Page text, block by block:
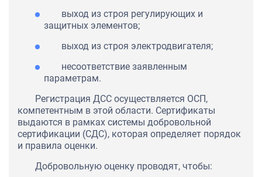
выход из строя регулирующих и
защитных элементов;
выход из строя электродвигателя;
несоответствие заявленным
параметрам.
Регистрация ДСС осуществляется ОСП,
компетентным в этой области. Сертификаты
выдаются в рамках системы добровольной
сертификации (СДС), которая определяет порядок
и правила оценки.
Добровольную оценку проводят, чтобы: